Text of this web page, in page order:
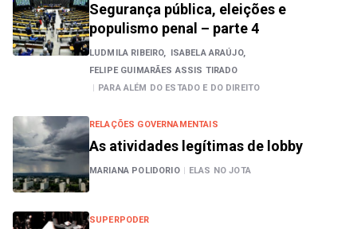
Segurança pública, eleições e
populismo penal – parte 4
LUDMILA RIBEIRO, ISABELA ARAÚJO,
FELIPE GUIMARÃES ASSIS TIRADO
| PARA ALÉM DO ESTADO E DO DIREITO
RELAÇÕES GOVERNAMENTAIS
As atividades legítimas de lobby
MARIANA POLIDORIO | ELAS NO JOTA
SUPERPODER